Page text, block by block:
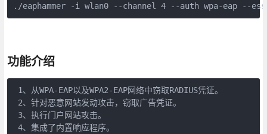
./eaphammer -i wlan0 --channel 4 --auth wpa-eap --
功能介绍
1、从WPA-EAP以及WPA2-EAP网络中窃取RADIUS凭证。
2、针对恶意网站发动攻击，窃取广告凭证。
3、执行门户网站攻击。
4、集成了内置响应程序。